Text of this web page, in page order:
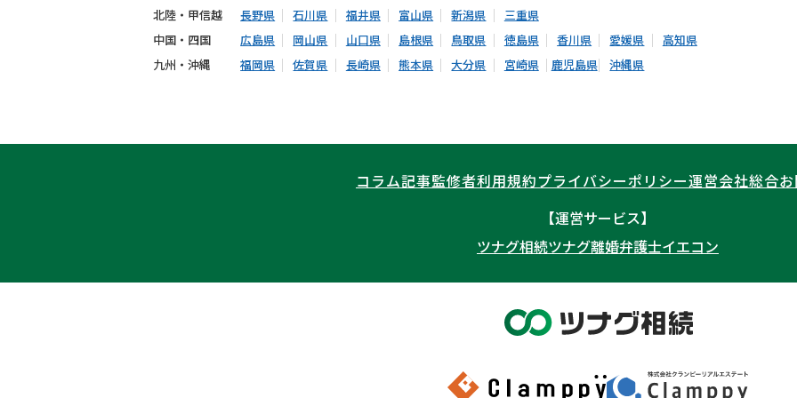
北陸・甲信越 長野県 石川県 福井県 富山県 新潟県
三重県
中国・四国
広島県 岡山県 山口県 島根県 鳥取県 徳島県 香川県 愛媛県
高知県
九州・沖縄
福岡県 佐賀県 長崎県 熊本県 大分県 宮崎県 鹿児島県 沖縄県
コラム記事監修者利用規約プライバシーポリシー運営会社総合
【運営サービス】
ツナグ相続ツナグ離婚弁護士イエコン